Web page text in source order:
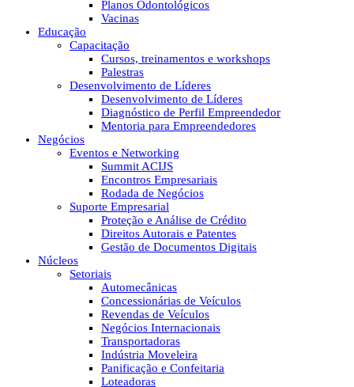
Planos Odontológicos
Vacinas
Educação
Capacitação
Cursos, treinamentos e workshops
Palestras
Desenvolvimento de Líderes
Desenvolvimento de Líderes
Diagnóstico de Perfil Empreendedor
Mentoria para Empreendedores
Negócios
Eventos e Networking
Summit ACIJS
Encontros Empresariais
Rodada de Negócios
Suporte Empresarial
Proteção e Análise de Crédito
Direitos Autorais e Patentes
Gestão de Documentos Digitais
Núcleos
Setoriais
Automecânicas
Concessionárias de Veículos
Revendas de Veículos
Negócios Internacionais
Transportadoras
Indústria Moveleira
Panificação e Confeitaria
Loteadoras